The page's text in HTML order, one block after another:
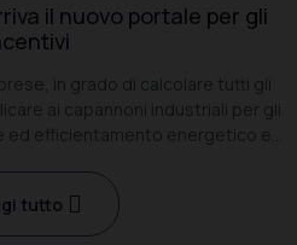
il nuovo portale per gli
in grado di calcolare tutti gli
ai capannoni industriali per gli
ed efficientamento energetico e
tutto